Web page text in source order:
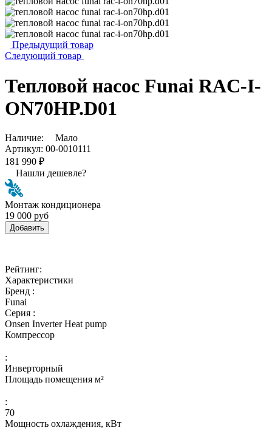
Предыдущий товар
Следующий товар
Тепловой насос Funai RAC-I-
ON70HP.D01
Наличие:
Мало
Артикул: 00-0010111
181 990 ₽
Нашли дешевле?
Монтаж кондиционера
19 000 руб
Добавить
Рейтинг:
Характеристики
Бренд :
Funai
Серия :
Onsen Inverter Heat pump
Компрессор
:
Инверторный
Площадь помещения м²
:
70
Мощность охлаждения, кВт